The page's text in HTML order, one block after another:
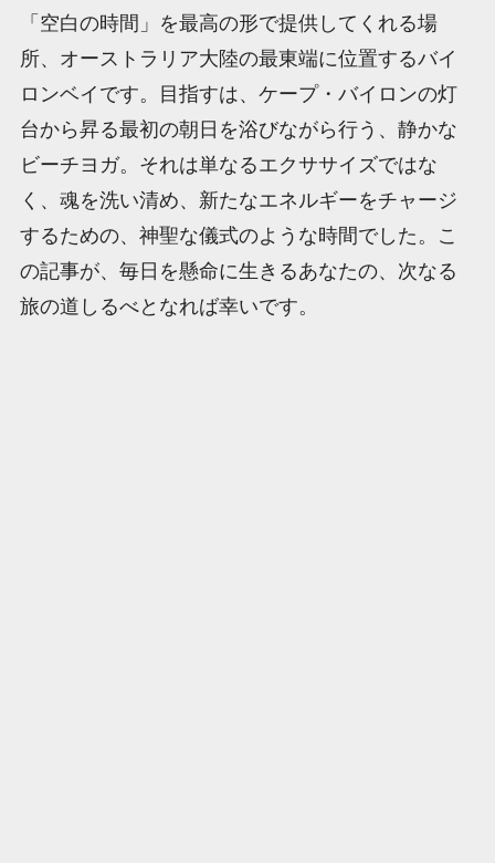
「空白の時間」を最高の形で提供してくれる場
所、オーストラリア大陸の最東端に位置するバイ
ロンベイです。目指すは、ケープ・バイロンの灯
台から昇る最初の朝日を浴びながら行う、静かな
ビーチヨガ。それは単なるエクササイズではな
く、魂を洗い清め、新たなエネルギーをチャージ
するための、神聖な儀式のような時間でした。こ
の記事が、毎日を懸命に生きるあなたの、次なる
旅の道しるべとなれば幸いです。